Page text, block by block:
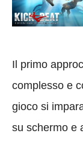
Il primo
complesso e
gioco si
su schermo e